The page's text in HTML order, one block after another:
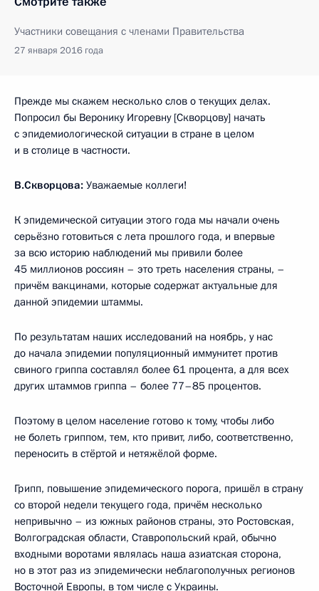
Участники совещания с членами Правительства
27 января 2016 года
Прежде мы скажем несколько слов о текущих делах.
Попросил бы Веронику Игоревну [Скворцову] начать
с эпидемиологической ситуации в стране в целом
и в столице в частности.
В.Скворцова: Уважаемые коллеги!
К эпидемической ситуации этого года мы начали очень
серьёзно готовиться с лета прошлого года, и впервые
за всю историю наблюдений мы привили более
45 миллионов россиян – это треть населения страны, –
причём вакцинами, которые содержат актуальные для
данной эпидемии штаммы.
По результатам наших исследований на ноябрь, у нас
до начала эпидемии популяционный иммунитет против
свиного гриппа составлял более 61 процента, а для всех
других штаммов гриппа – более 77–85 процентов.
Поэтому в целом население готово к тому, чтобы либо
не болеть гриппом, тем, кто привит, либо, соответственно,
переносить в стёртой и нетяжёлой форме.
Грипп, повышение эпидемического порога, пришёл в страну
со второй недели текущего года, причём несколько
непривычно – из южных районов страны, это Ростовская,
Волгоградская области, Ставропольский край, обычно
входными воротами являлась наша азиатская сторона,
но в этот раз из эпидемически неблагополучных регионов
Восточной Европы, в том числе c Украины.